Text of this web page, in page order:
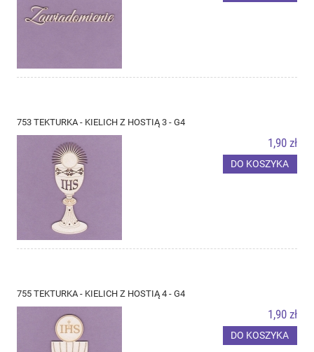
753 TEKTURKA - KIELICH Z HOSTIĄ 3 - G4
1,90 zł
DO KOSZYKA
755 TEKTURKA - KIELICH Z HOSTIĄ 4 - G4
1,90 zł
DO KOSZYKA